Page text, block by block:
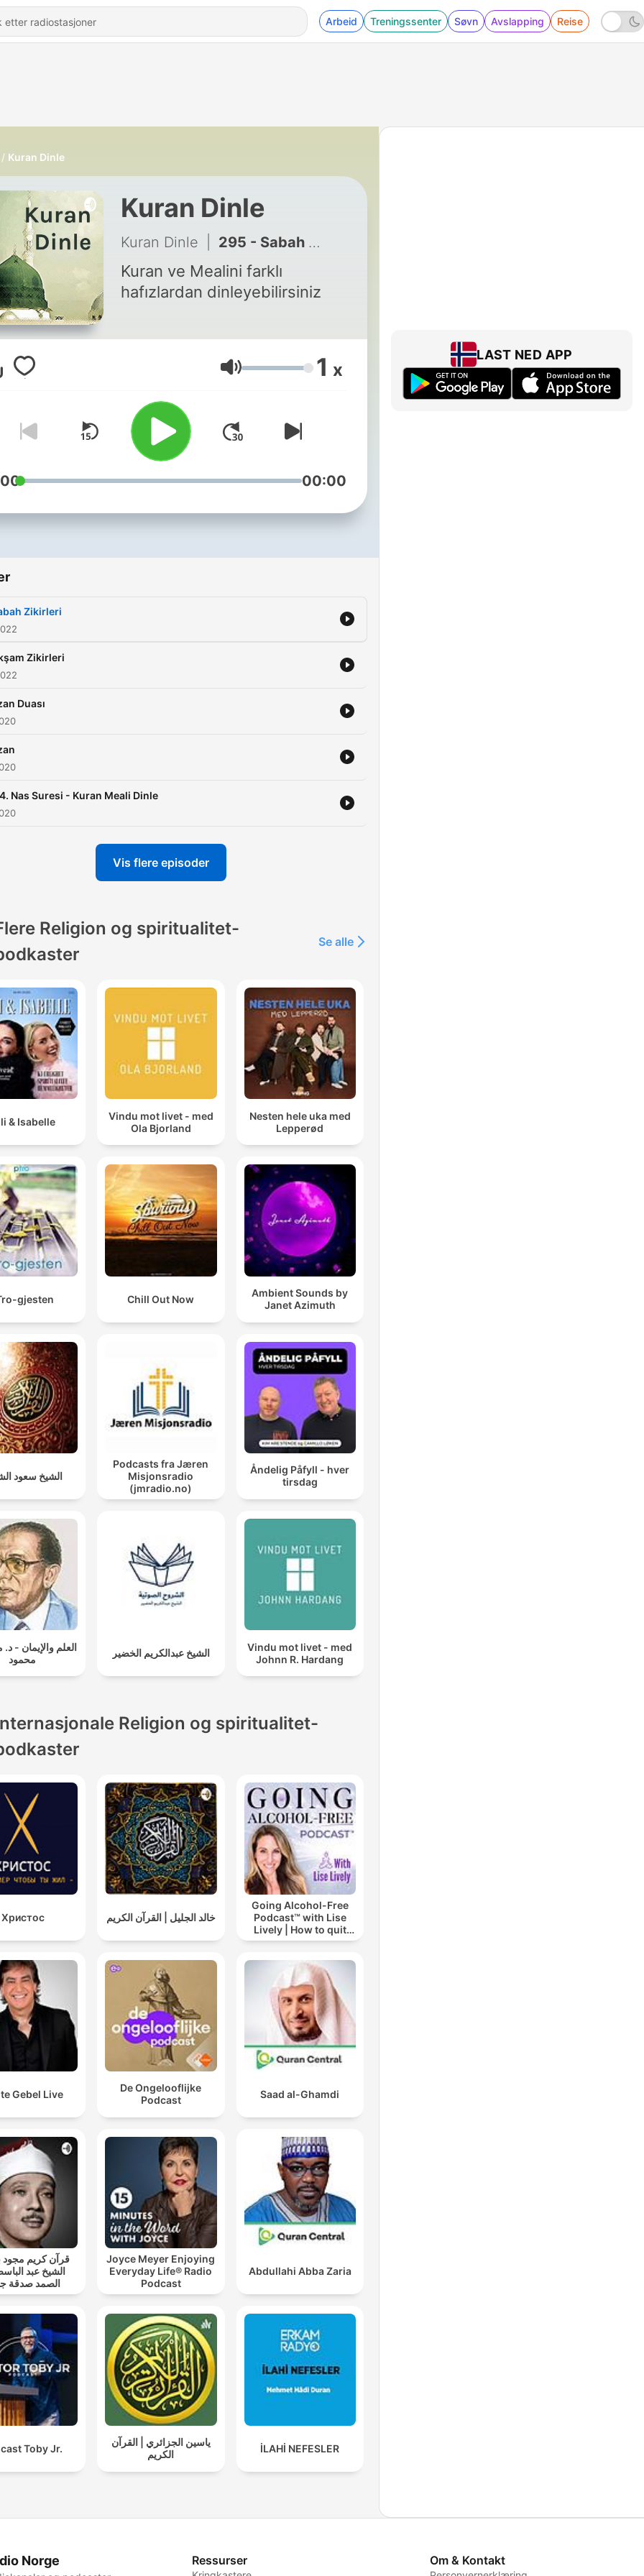
Arbeid Treningssenter Søvn Avslapping Reise
Kuran Dinle
Kuran Dinle
Kuran Dinle 295 - Sabah Zikirleri
Kuran ve Mealini farklı
hafızlardan dinleyebilirsiniz
Volum 1 x
00:00
Zikirleri
Zikirleri
Duası
Nas Suresi - Kuran Meali Dinle
Vis flere episoder
Religion og spiritualitet-
Se alle
& Isabelle
Vindu mot livet - med
Ola Bjorland
Nesten hele uka med
Lepperød
gjesten Chill Out Now
Ambient Sounds by
Janet Azimuth
الشيخ سعود
Podcasts fra Jæren
Misjonsradio
(jmradio.no)
Åndelig Påfyll - hver
tirsdag
العلم والإيمان -
محمود
الشيخ عبدالكريم الخضير
Vindu mot livet - med
Johnn R. Hardang
Religion og spiritualitet-
Христос خالد الجليل | القرآن الكريم
Going Alcohol-Free
Podcast™ with Lise
Lively | How to quit
drinking alcohol
Gebel Live
De Ongelooflijke
Podcast
Saad al-Ghamdi
قرآن كريم
الشيخ عبد
الصمد صدقة
Joyce Meyer Enjoying
Everyday Life® Radio
Podcast
Abdullahi Abba Zaria
Toby Jr.
ياسين الجزائري | القرآن
الكريم
İLAHİ NEFESLER
LAST NED APP
Norge Ressurser Om & Kontakt